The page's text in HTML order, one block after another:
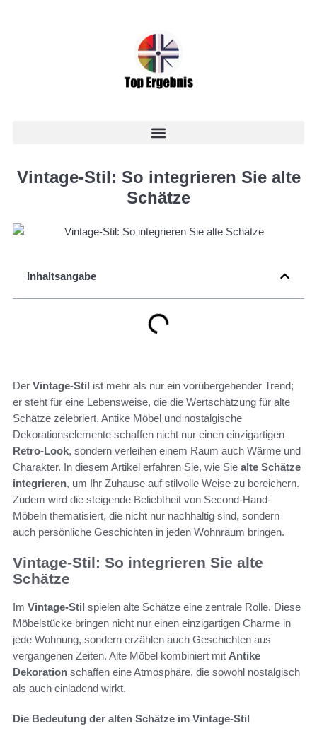
Vintage-Stil: So integrieren Sie alte
Schätze
Inhaltsangabe
Der Vintage-Stil ist mehr als nur ein vorübergehender Trend;
er steht für eine Lebensweise, die die Wertschätzung für alte
Schätze zelebriert. Antike Möbel und nostalgische
Dekorationselemente schaffen nicht nur einen einzigartigen
Retro-Look, sondern verleihen einem Raum auch Wärme und
Charakter. In diesem Artikel erfahren Sie, wie Sie alte Schätze
integrieren, um Ihr Zuhause auf stilvolle Weise zu bereichern.
Zudem wird die steigende Beliebtheit von Second-Hand-
Möbeln thematisiert, die nicht nur nachhaltig sind, sondern
auch persönliche Geschichten in jeden Wohnraum bringen.
Vintage-Stil: So integrieren Sie alte
Schätze
Im Vintage-Stil spielen alte Schätze eine zentrale Rolle. Diese
Möbelstücke bringen nicht nur einen einzigartigen Charme in
jede Wohnung, sondern erzählen auch Geschichten aus
vergangenen Zeiten. Alte Möbel kombiniert mit Antike
Dekoration schaffen eine Atmosphäre, die sowohl nostalgisch
als auch einladend wirkt.
Die Bedeutung der alten Schätze im Vintage-Stil